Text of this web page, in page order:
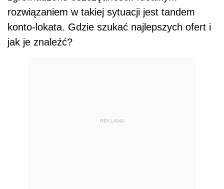
rozwiązaniem w takiej sytuacji jest tandem
konto-lokata. Gdzie szukać najlepszych ofert i
jak je znaleźć?
REKLAMA